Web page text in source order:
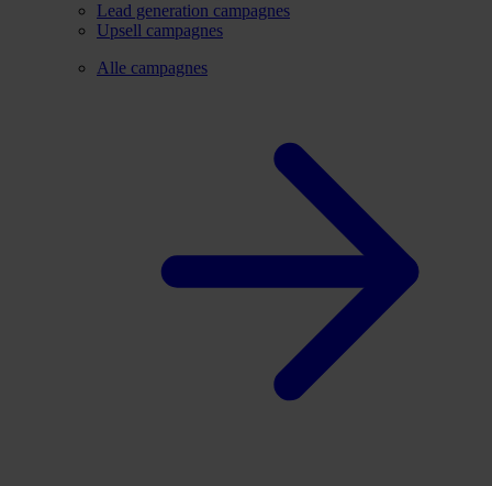
Lead generation campagnes
Upsell campagnes
Alle campagnes